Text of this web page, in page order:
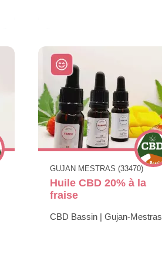
GUJAN MESTRAS (33470)
Huile CBD 20% à la
fraise
CBD Bassin | Gujan-Mestras